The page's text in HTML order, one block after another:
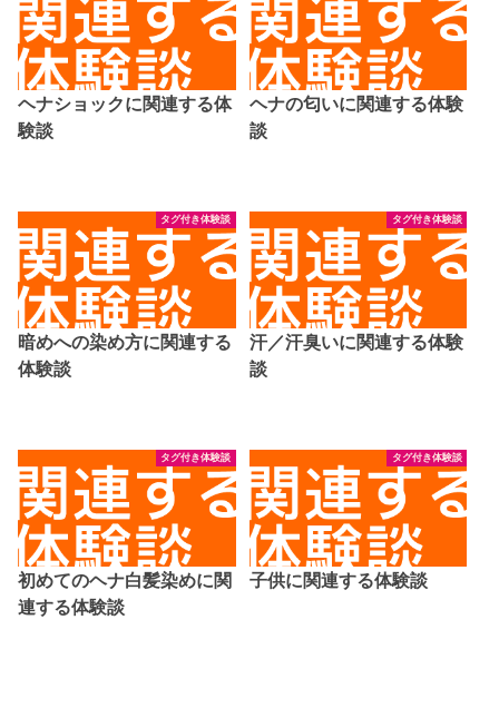
ヘナショックに関連する体
験談
ヘナの匂いに関連する体験
談
タグ付き体験談
暗めへの染め方に関連する
体験談
タグ付き体験談
汗／汗臭いに関連する体験
談
タグ付き体験談
初めてのヘナ白髪染めに関
連する体験談
タグ付き体験談
子供に関連する体験談